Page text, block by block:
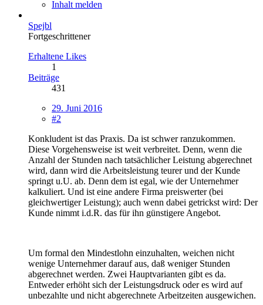
Inhalt melden
Spejbl
Fortgeschrittener
Erhaltene Likes
1
Beiträge
431
29. Juni 2016
#2
Konkludent ist das Praxis. Da ist schwer ranzukommen.
Diese Vorgehensweise ist weit verbreitet. Denn, wenn die
Anzahl der Stunden nach tatsächlicher Leistung abgerechnet
wird, dann wird die Arbeitsleistung teurer und der Kunde
springt u.U. ab. Denn dem ist egal, wie der Unternehmer
kalkuliert. Und ist eine andere Firma preiswerter (bei
gleichwertiger Leistung); auch wenn dabei getrickst wird: Der
Kunde nimmt i.d.R. das für ihn günstigere Angebot.
Um formal den Mindestlohn einzuhalten, weichen nicht
wenige Unternehmer darauf aus, daß weniger Stunden
abgerechnet werden. Zwei Hauptvarianten gibt es da.
Entweder erhöht sich der Leistungsdruck oder es wird auf
unbezahlte und nicht abgerechnete Arbeitzeiten ausgewichen.